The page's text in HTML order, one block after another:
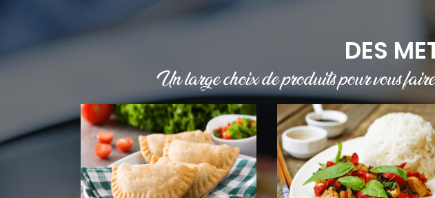
DES
Un large choix de produits pour vous
SUPPLÉMENTS